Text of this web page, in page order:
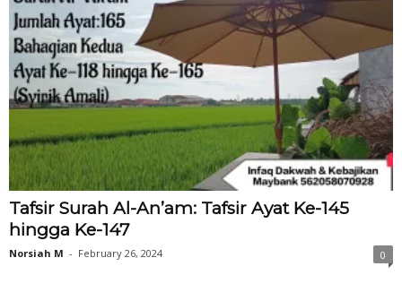
Tafsir Surah Al-An’am: Tafsir Ayat Ke-145
hingga Ke-147
Norsiah M - February 26, 2024 0